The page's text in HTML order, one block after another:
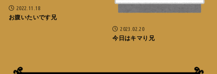
2022.11.18
お腹いたいです兄
2023.02.20
今日はキマり兄